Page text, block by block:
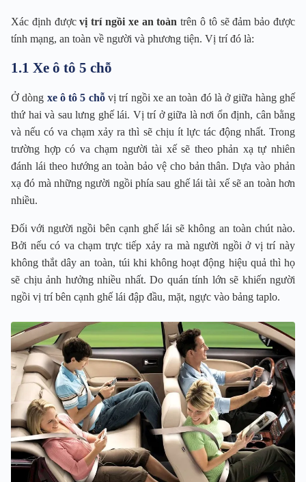
Xác định đượcvị trí ngồi xe an toàn trên ô tô sẽ đảm bảo được
tính mạng, an toàn về người và phương tiện. Vị trí đó là:
1.1 Xe ô tô 5 chỗ
Ở dòng xe ô tô 5 chỗvị trí ngồi xe an toàn đó là ở giữa hàng ghế
thứ hai và sau lưng ghế lái. Vị trí ở giữa là nơi ổn định, cân bằng
và nếu có va chạm xảy ra thì sẽ chịu ít lực tác động nhất. Trong
trường hợp có va chạm người tài xế sẽ theo phản xạ tự nhiên
đánh lái theo hướng an toàn bảo vệ cho bản thân. Dựa vào phản
xạ đó mà những người ngồi phía sau ghế lái tài xế sẽ an toàn hơn
nhiều.
Đối với người ngồi bên cạnh ghế lái sẽ không an toàn chút nào.
Bởi nếu có va chạm trực tiếp xảy ra mà người ngồi ở vị trí này
không thắt dây an toàn, túi khi không hoạt động hiệu quả thì họ
sẽ chịu ảnh hưởng nhiều nhất. Do quán tính lớn sẽ khiến người
ngồi vị trí bên cạnh ghế lái đập đầu, mặt, ngực vào bảng taplo.